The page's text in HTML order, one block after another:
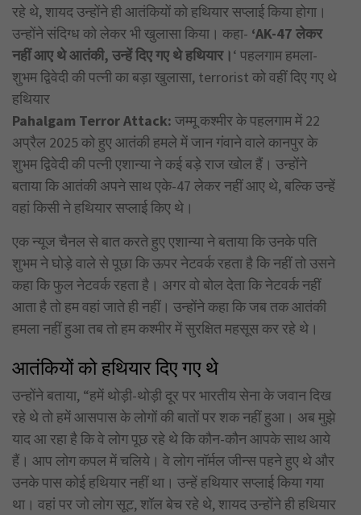
रहे थे, शायद उन्होंने ही आतंकियों को हथियार सप्लाई किया होगा।
उन्होंने संदिग्ध को लेकर भी खुलासा किया। कहा- ‘AK-47 लेकर
नहीं आए थे आतंकी, उन्हें दिए गए थे हथियार।‘ पहलगाम हमला-
शुभम द्विवेदी की पत्नी का बड़ा खुलासा, terrorist को वहीं दिए गए थे
हथियार
Pahalgam Terror Attack: जम्मू कश्मीर के पहलगाम में 22
अप्रैल 2025 को हुए आतंकी हमले में जान गंवाने वाले कानपुर के
शुभम द्विवेदी की पत्नी एशान्या ने कई बड़े राज खोल हैं। उन्होंने
बताया कि आतंकी अपने साथ एके-47 लेकर नहीं आए थे, बल्कि उन्हें
वहां किसी ने हथियार सप्लाई किए थे।
एक न्यूज चैनल से बात करते हुए एशान्या ने बताया कि उनके पति
शुभम ने घोड़े वाले से पूछा कि ऊपर नेटवर्क रहता है कि नहीं तो उसने
कहा कि फुल नेटवर्क रहता है। अगर वो बोल देता कि नेटवर्क नहीं
आता है तो हम वहां जाते ही नहीं। उन्होंने कहा कि जब तक आतंकी
हमला नहीं हुआ तब तो हम कश्मीर में सुरक्षित महसूस कर रहे थे।
आतंकियों को हथियार दिए गए थे
उन्होंने बताया, “हमें थोड़ी-थोड़ी दूर पर भारतीय सेना के जवान दिख
रहे थे तो हमें आसपास के लोगों की बातों पर शक नहीं हुआ। अब मुझे
याद आ रहा है कि वे लोग पूछ रहे थे कि कौन-कौन आपके साथ आये
हैं। आप लोग कपल में चलिये। वे लोग नॉर्मल जीन्स पहने हुए थे और
उनके पास कोई हथियार नहीं था। उन्हें हथियार सप्लाई किया गया
था। वहां पर जो लोग सूट, शॉल बेच रहे थे, शायद उन्होंने ही हथियार